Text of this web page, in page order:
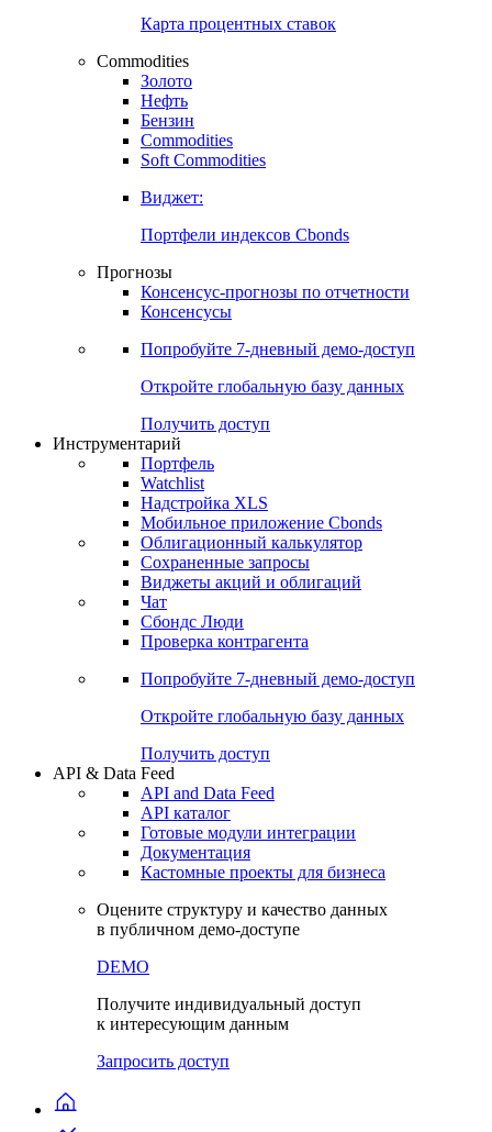
Карта процентных ставок
Commodities
Золото
Нефть
Бензин
Commodities
Soft Commodities
Виджет:
Портфели индексов Cbonds
Прогнозы
Консенсус-прогнозы по отчетности
Консенсусы
Попробуйте 7-дневный демо-доступ
Откройте глобальную базу данных
Получить доступ
Инструментарий
Портфель
Watchlist
Надстройка XLS
Мобильное приложение Cbonds
Облигационный калькулятор
Сохраненные запросы
Виджеты акций и облигаций
Чат
Сбондс Люди
Проверка контрагента
Попробуйте 7-дневный демо-доступ
Откройте глобальную базу данных
Получить доступ
API & Data Feed
API and Data Feed
API каталог
Готовые модули интеграции
Документация
Кастомные проекты для бизнеса
Оцените структуру и качество данных
в публичном демо-доступе
DEMO
Получите индивидуальный доступ
к интересующим данным
Запросить доступ